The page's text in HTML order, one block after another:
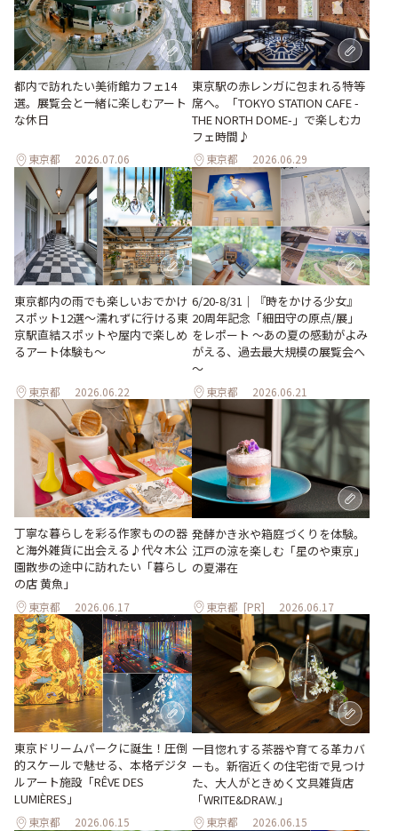
都内で訪れたい美術館カフェ14
選。展覧会と一緒に楽しむアート
な休日
東京都 2026.07.06
東京駅の赤レンガに包まれる特等
席へ。「TOKYO STATION CAFE -
THE NORTH DOME-」で楽しむカ
フェ時間♪
東京都 2026.06.29
東京都内の雨でも楽しいおでかけ
スポット12選～濡れずに行ける東
京駅直結スポットや屋内で楽しめ
るアート体験も～
東京都 2026.06.22
6/20-8/31｜『時をかける少女』
20周年記念「細田守の原点/展」
をレポート ～あの夏の感動がよみ
がえる、過去最大規模の展覧会へ
～
東京都 2026.06.21
丁寧な暮らしを彩る作家ものの器
と海外雑貨に出会える♪代々木公
園散歩の途中に訪れたい「暮らし
の店 黄魚」
東京都 2026.06.17
発酵かき氷や箱庭づくりを体験。
江戸の涼を楽しむ「星のや東京」
の夏滞在
東京都 [PR] 2026.06.17
東京ドリームパークに誕生！圧倒
的スケールで魅せる、本格デジタ
ルアート施設「RÊVE DES
LUMIÈRES」
東京都 2026.06.15
一目惚れする茶器や育てる革カバ
ーも。新宿近くの住宅街で見つけ
た、大人がときめく文具雑貨店
「WRITE&DRAW.」
東京都 2026.06.15